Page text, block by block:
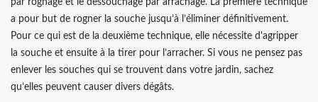
par rognage et le dessouchage par arrachage. La première technique
a pour but de rogner la souche jusqu’à l’éliminer définitivement.
Pour ce qui est de la deuxième technique, elle nécessite d'agripper
la souche et ensuite à la tirer pour l’arracher. Si vous ne pensez pas
enlever les souches qui se trouvent dans votre jardin, sachez
qu’elles peuvent causer divers dégâts.